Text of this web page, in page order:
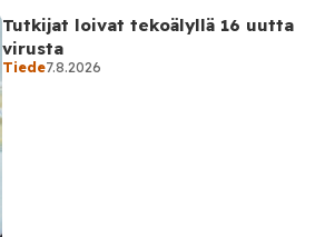
Tutkijat loivat tekoälyllä 16 uutta
virusta
Tiede7.8.2026